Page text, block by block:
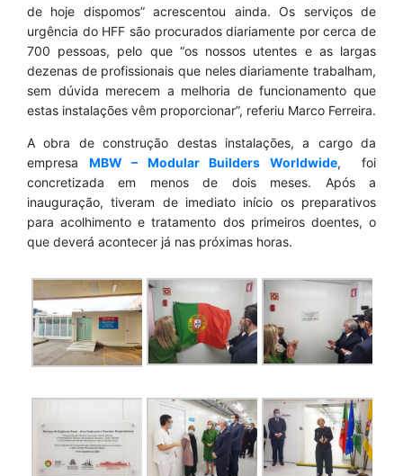
de hoje dispomos” acrescentou ainda. Os serviços de
urgência do HFF são procurados diariamente por cerca de
700 pessoas, pelo que “os nossos utentes e as largas
dezenas de profissionais que neles diariamente trabalham,
sem dúvida merecem a melhoria de funcionamento que
estas instalações vêm proporcionar”, referiu Marco Ferreira.
A obra de construção destas instalações, a cargo da
empresa MBW – Modular Builders Worldwide, foi
concretizada em menos de dois meses. Após a
inauguração, tiveram de imediato início os preparativos
para acolhimento e tratamento dos primeiros doentes, o
que deverá acontecer já nas próximas horas.